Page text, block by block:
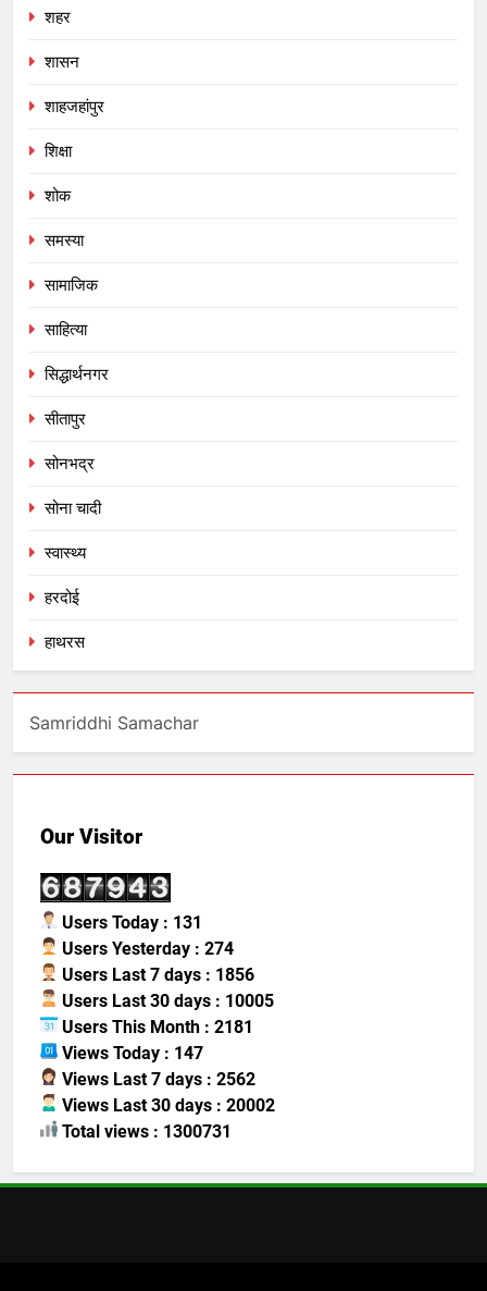
शहर
शासन
शाहजहांपुर
शिक्षा
शोक
समस्या
सामाजिक
साहित्या
सिद्धार्थनगर
सीतापुर
सोनभद्र
सोना चादी
स्वास्थ्य
हरदोई
हाथरस
Samriddhi Samachar
Our Visitor
Users Today : 131
Users Yesterday : 274
Users Last 7 days : 1856
Users Last 30 days : 10005
Users This Month : 2181
Views Today : 147
Views Last 7 days : 2562
Views Last 30 days : 20002
Total views : 1300731